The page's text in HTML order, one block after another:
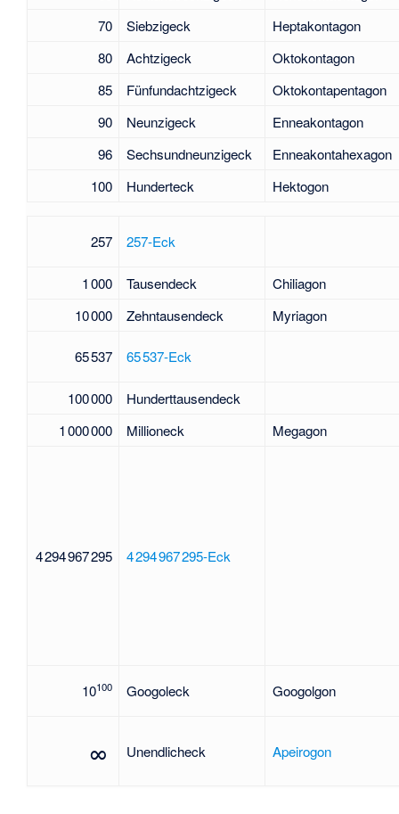
70
Siebzigeck
Heptakontagon
80
Achtzigeck
Oktokontagon
85
Fünfundachtzigeck
Oktokontapentagon
90
Neunzigeck
Enneakontagon
96
Sechsundneunzigeck
Enneakontahexagon
100
Hunderteck Hektogon
257 257-Eck
1 000 Tausendeck
Chiliagon
10 000
Zehntausendeck Myriagon
65 537 65 537-Eck
100 000
Hunderttausendeck
1 000 000
Millioneck Megagon
4 294 967 295 4 294 967 295-Eck
10100 Googoleck Googolgon
∞ Unendlicheck Apeirogon